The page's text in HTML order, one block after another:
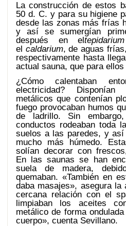
La construcción de estos
50 d. C. y para su higiene
desde las zonas más frías
y así se sumergían
después en eltepidarium
el caldarium, de aguas
respectivamente hasta
actual sauna, que para ellos
¿Cómo calentaban
electricidad?
metálicos que contenían
fuego provocaban humos
de ladrillo. Sin
conductos rodeaban toda
suelos a las paredes, y
mucho más húmedo.
solían decorar con
En las saunas se han
suela de madera,
quemaban. «También en
daba masajes», asegura la
cercana relación con el
limpiaban los aceites
metálico de forma
cuerpo», cuenta Sevillano.